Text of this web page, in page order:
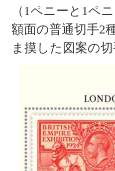
（ 1ペニーと 1ペ
額面の普通切手2
ま摸した図案の